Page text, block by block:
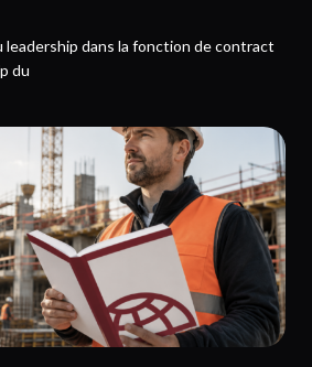
leadership dans la fonction de contract
du